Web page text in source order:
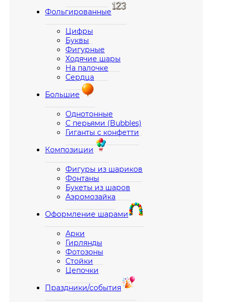
Фольгированные
Цифры
Буквы
Фигурные
Ходячие шары
На палочке
Сердца
Большие
Однотонные
С перьями (Bubbles)
Гиганты с конфетти
Композиции
Фигуры из шариков
Фонтаны
Букеты из шаров
Аэромозайка
Оформление шарами
Арки
Гирлянды
Фотозоны
Стойки
Цепочки
Праздники/события